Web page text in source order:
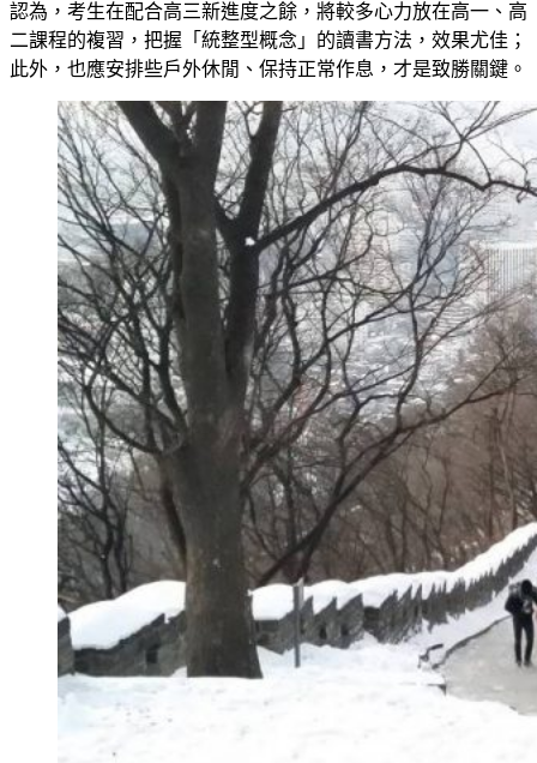
認為，考生在配合高三新進度之餘，將較多心力放在高一、高
二課程的複習，把握「統整型概念」的讀書方法，效果尤佳；
此外，也應安排些戶外休閒、保持正常作息，才是致勝關鍵。